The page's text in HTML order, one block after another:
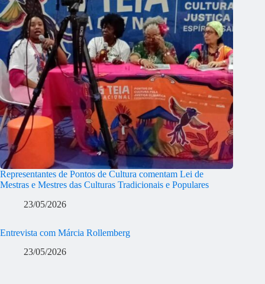
Representantes de Pontos de Cultura comentam Lei de
Mestras e Mestres das Culturas Tradicionais e Populares
23/05/2026
Entrevista com Márcia Rollemberg
23/05/2026